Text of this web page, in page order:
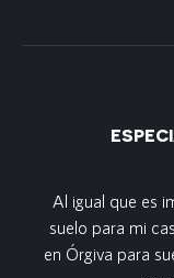
Al igual que es
suelo para mi
en Órgiva para